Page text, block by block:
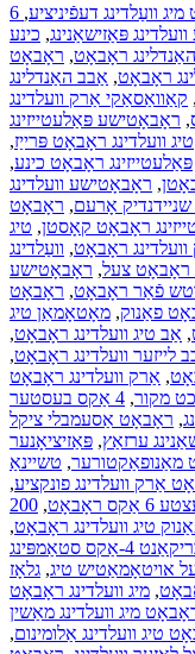
וועַלדינג דעפֿיניציע,
פּאַזישאַנינג, כינע
ראָבאָט, ראָבאָט
ראָבאָט, אַבב האַנדלינג
, קאַוואַסאַקי אַרק וועלדינג
, ראָבאָטישע פּאַלעטייזינג
טיג וועלדינג ראָבאָט פּרייַז,
פּאַלעטייזינג ראָבאָט כינע,
, ראָבאָטישע וועלדינג
אָרעם, ראָבאָט
ראָבאָט קאָסטן, טיג
ראָבאָט, וועַלדינג
ראָבאָט צעל, ראָבאָטישע
פֿאַר ראָבאָט, ראָבאָט
פאַנוק, מאָטאָמאַן טיג
, אַב טיג וועלדינג ראָבאָט,
לייזער וועלדינג ראָבאָט,
, אַרק וועלדינג ראָבאָט
מקור,
4 אַקס בעסטער
, ראָבאָט אַסעמבלי ציקל
ערזאַץ, פּאַזיציאָנער
מאַנופאַקטורער, טשיינאַ
אַרק וועלדינג פונקציע,
אַקס ראָבאָט ,
200
טיג וועלדינג ראָבאָט,
כינע פאַבריקאַנט 4-אַקס סטאַמפּינג
אויטאָמאַטיש טיג, גלאָז
, מיג וועלדינג ראָבאָט
מיג וועלדינג מאַשין
טיג וועלדינג אַלומינום,